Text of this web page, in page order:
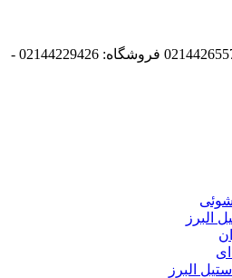
کارگاه:02155280986 دفتر:02144265579 فروشگاه: 02144229426 -
البرز
البرز